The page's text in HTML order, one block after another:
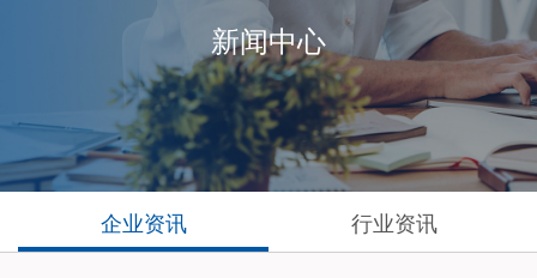
新闻中心
企业资讯 行业资讯